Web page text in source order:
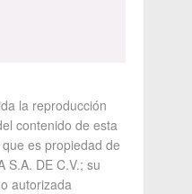
la reproducción
contenido de esta
es propiedad de
S.A. DE C.V.; su
autorizada